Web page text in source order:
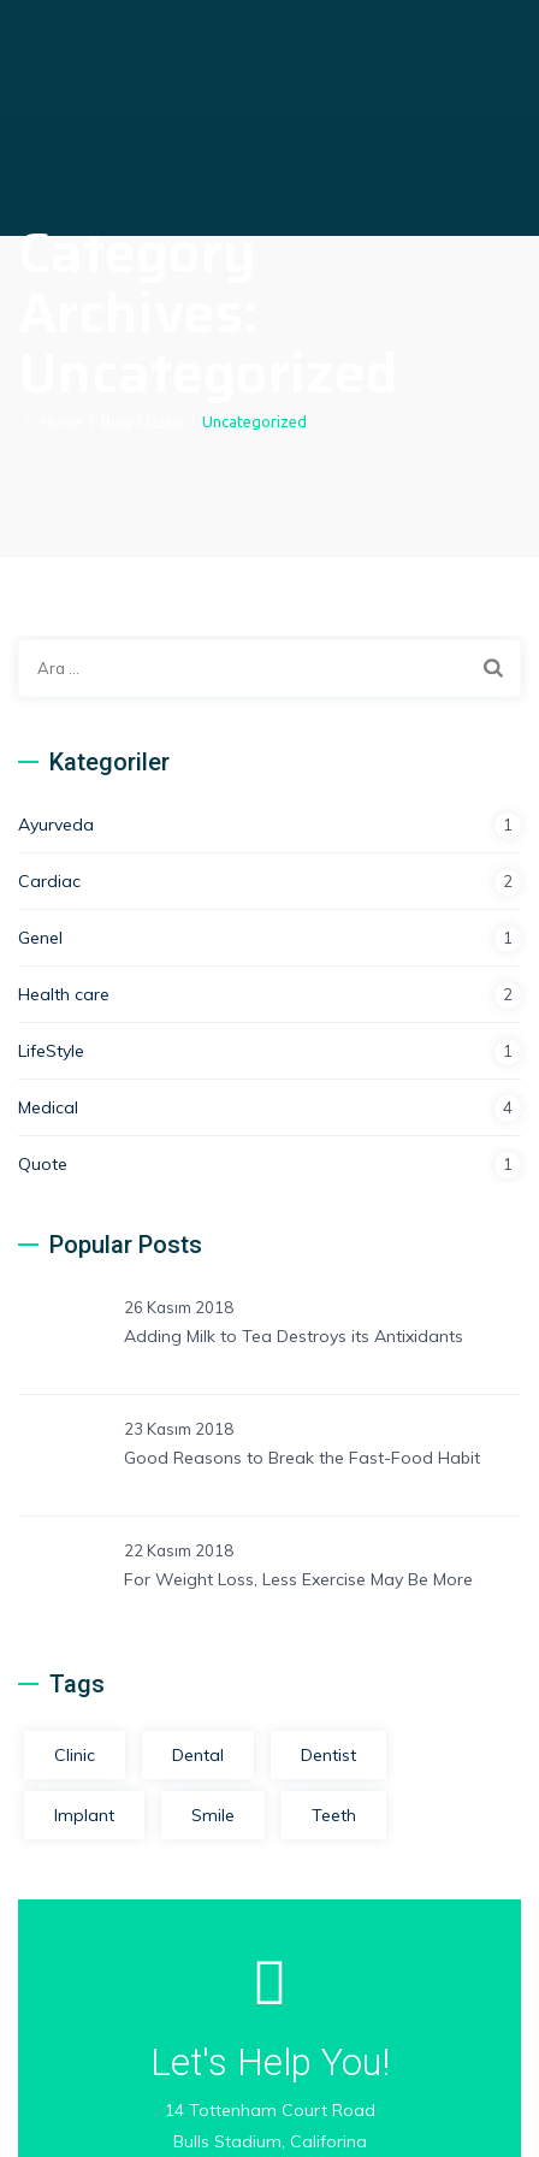
Category
Uncategorized
Kategoriler
Ayurveda 1
Cardiac 2
Genel 1
Health care 2
LifeStyle 1
Medical 4
Quote 1
Popular Posts
26 Kasım 2018
Adding Milk to Tea Destroys its Antixidants
23 Kasım 2018
Good Reasons to Break the Fast-Food Habit
22 Kasım 2018
For Weight Loss, Less Exercise May Be More
Tags
Clinic Dental Dentist
Implant Smile Teeth
Let's Help You!
14 Tottenham Court Road
Bulls Stadium, Califorina